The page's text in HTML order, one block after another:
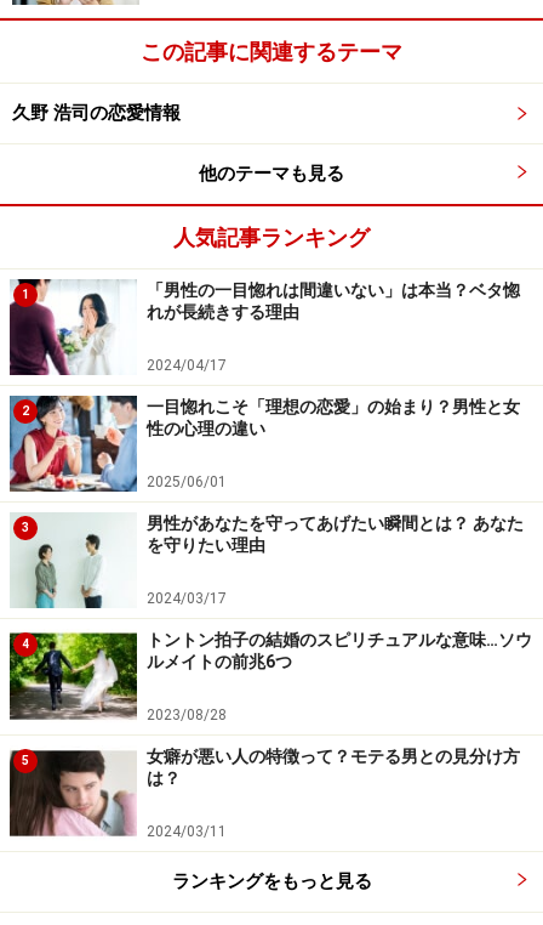
5位にランクインしている「二人きりになるのを避け
る」という行為は、恋愛に進んでいく速度やバランスが
る相手ほど意識してしまい恥ずかしいものです。最初の
うちは友達を誘って遊びに行ったりすることもあるので
今日はそんな男女関わらず誰もが経験するかも知れない
恋愛関係へと発展していく「脈がない」と判った時にで
も、あなたがより幸せになっていくためにはどうするべ
きかを探っていきましょう。
好きな人が脈なしの場合、「諦める派」？
「追いかける派」？
先のアンケート結果のように「これは脈がないかな……」
とわかった時に、あなたはどうしますか？
もちろん好きな度合いによって行動も変ってくるとは思
いますが、大きくは「あきらめる」か「さらに追いかけ
る」の二つのパターンに集約されます。ただ、実はどち
らが正しいかについての答えはありません。
まず最初から脈がないとわかった時には、早目に「あき
らめる」こともダメージを最小限に抑える有効な手段
で
この記事に関連するテーマ
久野 浩司の恋愛情報
他のテーマも見る
人気記事ランキング
1
「男性の一目惚れは間違いない」は本当？ベタ惚
れが長続きする理由
2024/04/17
2
一目惚れこそ「理想の恋愛」の始まり？男性と女
性の心理の違い
2025/06/01
3
男性があなたを守ってあげたい瞬間とは？ あなた
を守りたい理由
2024/03/17
4
トントン拍子の結婚のスピリチュアルな意味…ソウ
ルメイトの前兆6つ
2023/08/28
5
女癖が悪い人の特徴って？モテる男との見分け方
は？
2024/03/11
ランキングをもっと見る